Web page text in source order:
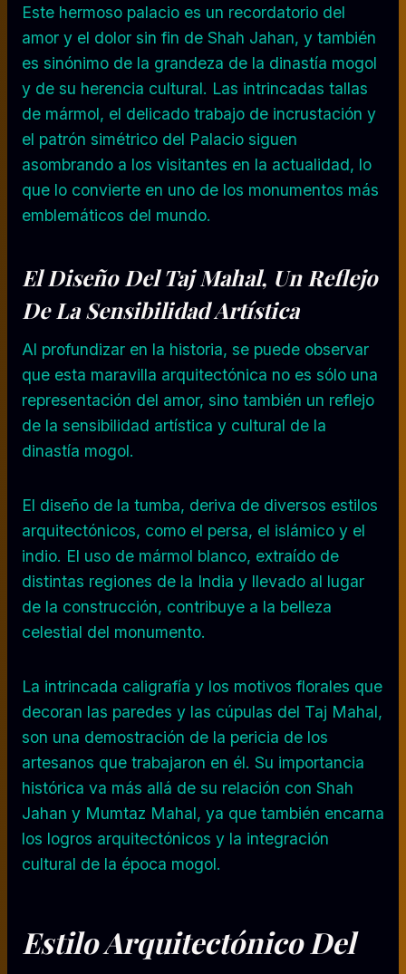
Este hermoso palacio es un recordatorio del
amor y el dolor sin fin de Shah Jahan, y también
es sinónimo de la grandeza de la dinastía mogol
y de su herencia cultural. Las intrincadas tallas
de mármol, el delicado trabajo de incrustación y
el patrón simétrico del Palacio siguen
asombrando a los visitantes en la actualidad, lo
que lo convierte en uno de los monumentos más
emblemáticos del mundo.
El Diseño Del Taj Mahal, Un Reflejo
De La Sensibilidad Artística
Al profundizar en la historia, se puede observar
que esta maravilla arquitectónica no es sólo una
representación del amor, sino también un reflejo
de la sensibilidad artística y cultural de la
dinastía mogol.
El diseño de la tumba, deriva de diversos estilos
arquitectónicos, como el persa, el islámico y el
indio. El uso de mármol blanco, extraído de
distintas regiones de la India y llevado al lugar
de la construcción, contribuye a la belleza
celestial del monumento.
La intrincada caligrafía y los motivos florales que
decoran las paredes y las cúpulas del Taj Mahal,
son una demostración de la pericia de los
artesanos que trabajaron en él. Su importancia
histórica va más allá de su relación con Shah
Jahan y Mumtaz Mahal, ya que también encarna
los logros arquitectónicos y la integración
cultural de la época mogol.
Estilo Arquitectónico Del